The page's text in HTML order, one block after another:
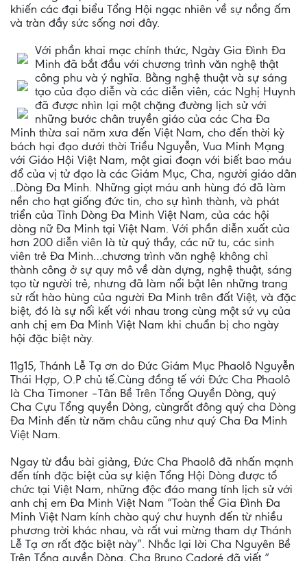
khiến các đại biểu Tổng Hội ngạc nhiên về sự nồng ấm
và tràn đầy sức sống nơi đây.
Với phần khai mạc chính thức, Ngày Gia Đình Đa
Minh đã bắt đầu với chương trình văn nghệ thật
công phu và ý nghĩa. Bằng nghệ thuật và sự sáng
tạo của đạo diễn và các diễn viên, các Nghị Huynh
đã được nhìn lại một chặng đường lịch sử với
những bước chân truyền giáo của các Cha Đa
Minh thừa sai năm xưa đến Việt Nam, cho đến thời kỳ
bách hại đạo dưới thời Triều Nguyễn, Vua Minh Mạng
với Giáo Hội Việt Nam, một giai đoạn với biết bao máu
đổ của vị tử đạo là các Giám Mục, Cha, người giáo dân
..Dòng Đa Minh. Những giọt máu anh hùng đó đã làm
nền cho hạt giống đức tin, cho sự hình thành, và phát
triển của Tỉnh Dòng Đa Minh Việt Nam, của các hội
dòng nữ Đa Minh tại Việt Nam. Với phần diễn xuất của
hơn 200 diễn viên là từ quý thầy, các nữ tu, các sinh
viên trẻ Đa Minh…chương trình văn nghệ không chỉ
thành công ở sự quy mô về dàn dựng, nghệ thuật, sáng
tạo từ người trẻ, nhưng đã làm nổi bật lên những trang
sử rất hào hùng của người Đa Minh trên đất Việt, và đặc
biệt, đó là sự nối kết với nhau trong cùng một sứ vụ của
anh chị em Đa Minh Việt Nam khi chuẩn bị cho ngày
hội đặc biệt này.
11g15, Thánh Lễ Tạ ơn do Đức Giám Mục Phaolô Nguyễn
Thái Hợp, O.P chủ tế.Cùng đồng tế với Đức Cha Phaolô
là Cha Timoner –Tân Bề Trên Tổng Quyền Dòng, quý
Cha Cựu Tổng quyền Dòng, cùngrất đông quý cha Dòng
Đa Minh đến từ năm châu cũng như quý Cha Đa Minh
Việt Nam.
Ngay từ đầu bài giảng, Đức Cha Phaolô đã nhấn mạnh
đến tính đặc biệt của sự kiện Tổng Hội Dòng được tổ
chức tại Việt Nam, những độc đáo mang tính lịch sử với
anh chị em Đa Minh Việt Nam “Toàn thể Gia Đình Đa
Minh Việt Nam kính chào quý chư huynh đến từ nhiều
phương trời khác nhau, và rất vui mừng tham dự Thánh
Lễ Tạ ơn rất đặc biệt này”. Nhắc lại lời Cha Nguyên Bề
Trên Tổng quyền Dòng, Cha Bruno Cadoré đã viết “